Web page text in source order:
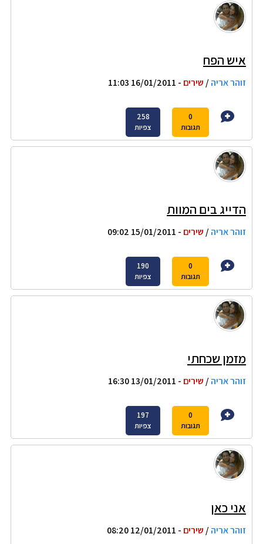
איש הפח
זוהר אריה/ שירים - 16/01/2011 11:03
0
תגובות
258
צפיות
הדייג בים המוות
זוהר אריה/ שירים - 15/01/2011 09:02
0
תגובות
190
צפיות
מזמן שכחתי
זוהר אריה/ שירים - 13/01/2011 16:30
0
תגובות
197
צפיות
אני כאן
זוהר אריה/ שירים - 12/01/2011 08:20